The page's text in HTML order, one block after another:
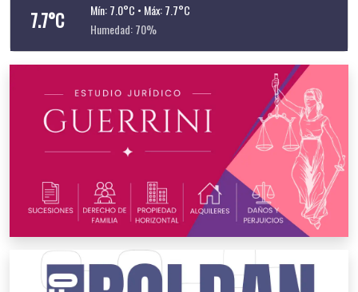
7.7°C
Mín: 7.0°C • Máx: 7.7°C
Humedad: 70%